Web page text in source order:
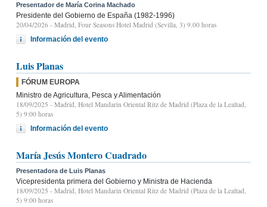
Presentador de María Corina Machado
Presidente del Gobierno de España (1982-1996)
20/04/2026 - Madrid, Four Seasons Hotel Madrid (Sevilla, 3) 9.00 horas
Información del evento
Luis Planas
FÓRUM EUROPA
Ministro de Agricultura, Pesca y Alimentación
18/09/2025 - Madrid, Hotel Mandarin Oriental Ritz de Madrid (Plaza de la Lealtad,
5) 9:00 horas
Información del evento
María Jesús Montero Cuadrado
Presentadora de Luis Planas
Vicepresidenta primera del Gobierno y Ministra de Hacienda
18/09/2025 - Madrid, Hotel Mandarin Oriental Ritz de Madrid (Plaza de la Lealtad,
5) 9:00 horas